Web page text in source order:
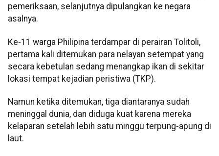
pemeriksaan, selanjutnya dipulangkan ke negara
asalnya.
Ke-11 warga Philipina terdampar di perairan Tolitoli,
pertama kali ditemukan para nelayan setempat yang
secara kebetulan sedang menangkap ikan di sekitar
lokasi tempat kejadian peristiwa (TKP).
Namun ketika ditemukan, tiga diantaranya sudah
meninggal dunia, dan diduga kuat karena mereka
kelaparan setelah lebih satu minggu terpung-apung di
laut.